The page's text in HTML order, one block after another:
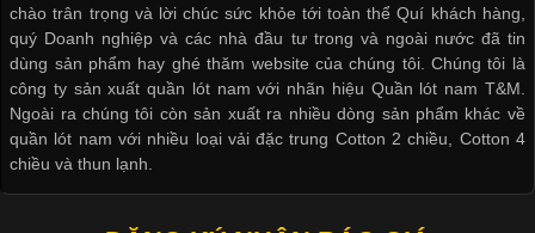
Cập nhật 2026-04-24 17:24:50
Áo phông là một trong những trang phục phổ biến nhất trong
đời sống hiện đại nhờ sự tiện lợi, thoải mái và dễ phối đồ.
Không chỉ xuất hiện trong thời trang thường ngày, áo phông còn
được ứng dụng rộng rãi trong ngành sản xuất may mặc, đặc
biệt là các sản phẩm từ vải thun. Hiện nay,
chào trân trọng và lời chúc sức khỏe tới toàn thể Quí khách hàng,
quý Doanh nghiệp và các nhà đầu tư trong và ngoài nước đã tin
dùng sản phẩm hay ghé thăm website của chúng tôi. Chúng tôi là
công ty sản xuất quần lót nam với nhãn hiệu Quần lót nam T&M.
Ngoài ra chúng tôi còn sản xuất ra nhiều dòng sản phẩm khác về
quần lót nam với nhiều loại vải đặc trung Cotton 2 chiều, Cotton 4
chiều và thun lạnh.